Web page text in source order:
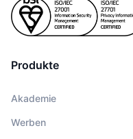
Produkte
Akademie
Werben